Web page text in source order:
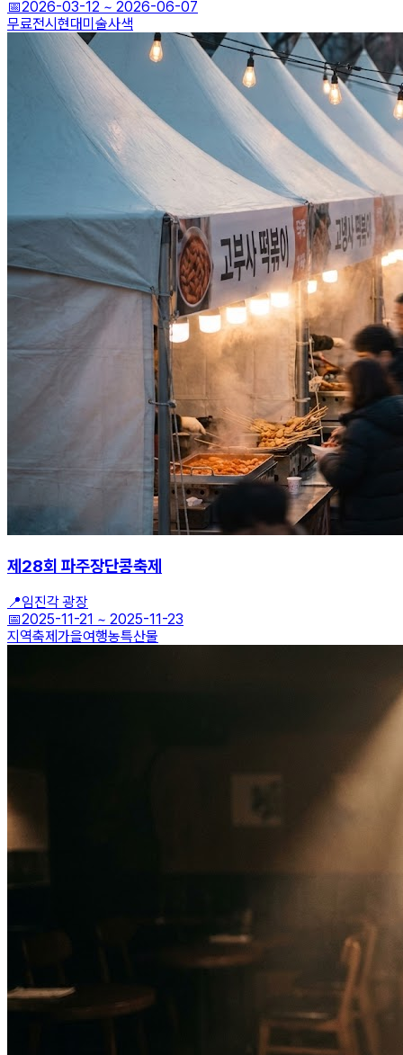
📅2026-03-12 ~ 2026-06-07
무료전시 현대미술사색
제28회 파주장단콩축제
📍임진각 광장
📅2025-11-21 ~ 2025-11-23
지역축제가을여행농특산물